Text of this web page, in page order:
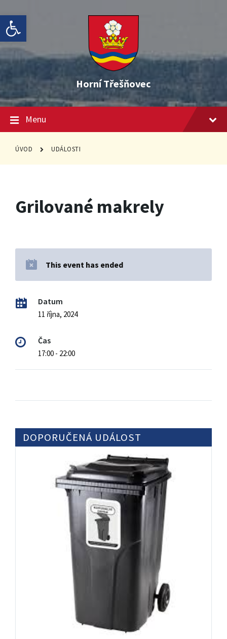
Open toolbar
to
content
to
main
navigation
to
footer
Horní Třešňovec
Menu
ÚVOD UDÁLOSTI
Grilované makrely
This event has ended
Datum
11 října, 2024
Čas
17:00 - 22:00
DOPORUČENÁ UDÁLOST